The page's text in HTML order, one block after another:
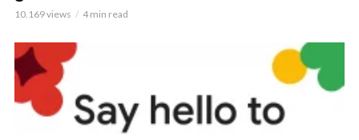
10.169 views 4 min read